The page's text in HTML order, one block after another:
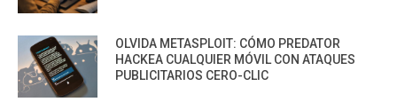
OLVIDA METASPLOIT: CÓMO PREDATOR
HACKEA CUALQUIER MÓVIL CON ATAQUES
PUBLICITARIOS CERO-CLIC